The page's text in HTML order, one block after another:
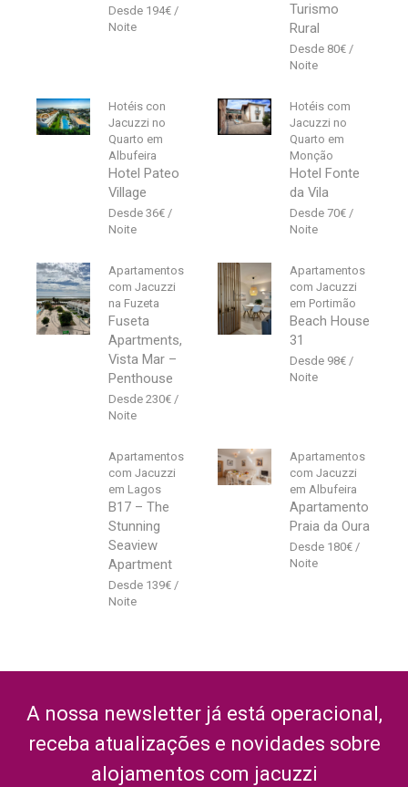
194€
Turismo
Rural
80€
Hotéis con
Jacuzzi no
Quarto em
Albufeira
Hotel Pateo
Village
36€
Hotéis com
Jacuzzi no
Quarto em
Monção
Hotel Fonte
da Vila
70€
Apartamentos
com Jacuzzi
na Fuzeta
Fuseta
Apartments,
Vista Mar –
Penthouse
230€
Apartamentos
com Jacuzzi
em Portimão
Beach House
31
98€
Apartamentos
com Jacuzzi
em Lagos
B17 – The
Stunning
Seaview
Apartment
139€
Apartamentos
com Jacuzzi
em Albufeira
Apartamento
Praia da Oura
180€
A nossa newsletter já está operacional,
receba atualizações e novidades sobre
alojamentos com jacuzzi